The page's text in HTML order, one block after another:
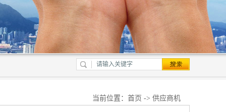
当前位置： 首页 -> 供应商机